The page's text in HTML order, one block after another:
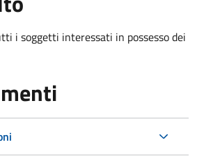
i soggetti interessati in possesso dei